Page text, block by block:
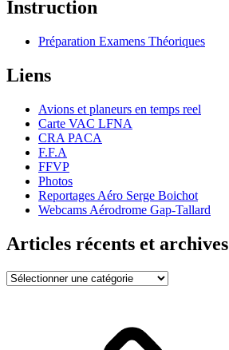
Instruction
Préparation Examens Théoriques
Liens
Avions et planeurs en temps reel
Carte VAC LFNA
CRA PACA
F.F.A
FFVP
Photos
Reportages Aéro Serge Boichot
Webcams Aérodrome Gap-Tallard
Articles récents et archives
Articles